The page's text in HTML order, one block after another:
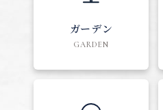
ガーデン
GARDEN